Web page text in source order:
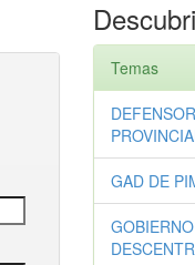
Temas
GAD DE